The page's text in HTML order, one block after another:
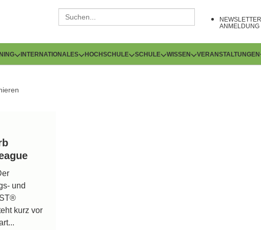
NEWSLETTER
ANMELDUNG
INTERNATIONALES HOCHSCHULE SCHULE WISSEN VERANSTALTUNGEN
und
kurz vor